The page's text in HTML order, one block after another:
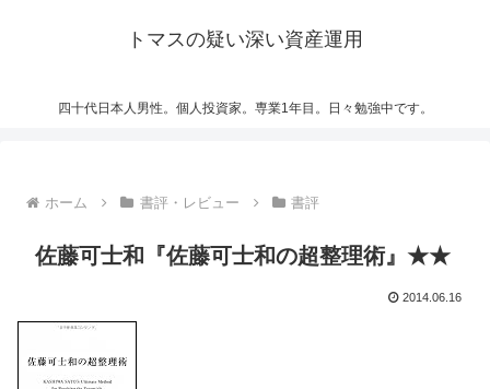
トマスの疑い深い資産運用
四十代日本人男性。個人投資家。専業1年目。日々勉強中です。
ホーム 書評・レビュー 書評
佐藤可士和『佐藤可士和の超整理術』★★
2014.06.16